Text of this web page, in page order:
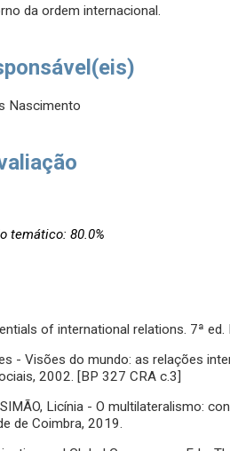
da ordem internacional.
Nascimento
temático: 80.0%
of international relations. 7ª
- Visões do mundo: as relações
2002. [BP 327 CRA c.3]
SIMÃO, Licínia - O multilateralismo:
de Coimbra, 2019.